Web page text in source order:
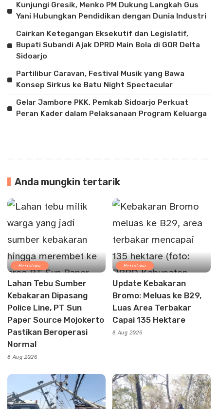
Kunjungi Gresik, Menko PM Dukung Langkah Gus
Yani Hubungkan Pendidikan dengan Dunia Industri
Cairkan Ketegangan Eksekutif dan Legislatif,
Bupati Subandi Ajak DPRD Main Bola di GOR Delta
Sidoarjo
Partilibur Caravan, Festival Musik yang Bawa
Konsep Sirkus ke Batu Night Spectacular
Gelar Jambore PKK, Pemkab Sidoarjo Perkuat
Peran Kader dalam Pelaksanaan Program Keluarga
Anda mungkin tertarik
Peristiwa
Lahan Tebu Sumber
Kebakaran Dipasang
Police Line, PT Sun
Paper Source Mojokerto
Pastikan Beroperasi
Normal
8 Aug 2026
Peristiwa
Update Kebakaran
Bromo: Meluas ke B29,
Luas Area Terbakar
Capai 135 Hektare
8 Aug 2026